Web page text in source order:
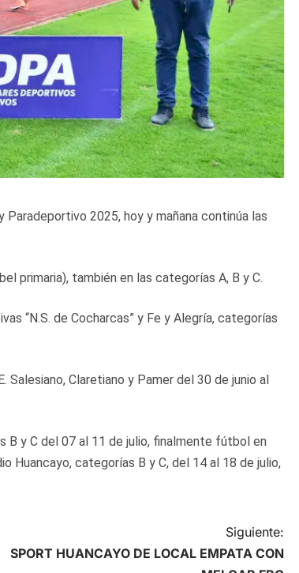
2025, hoy y mañana continúa las
primaria), también en las categorías A, B y C.
“N.S. de Cocharcas” y Fe y Alegría, categorías
Claretiano y Pamer del 30 de junio al
B y C del 07 al 11 de julio, finalmente fútbol en
Huancayo, categorías B y C, del 14 al 18 de julio,
Siguiente:
SPORT HUANCAYO DE LOCAL EMPATA CON